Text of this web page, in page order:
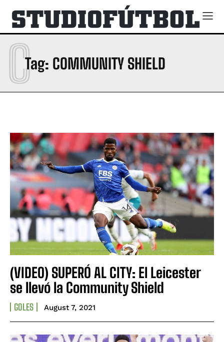
Tag: COMMUNITY SHIELD
C
(VIDEO) SUPERÓ AL CITY: El Leicester
se llevó la Community Shield
GOLES August 7, 2021